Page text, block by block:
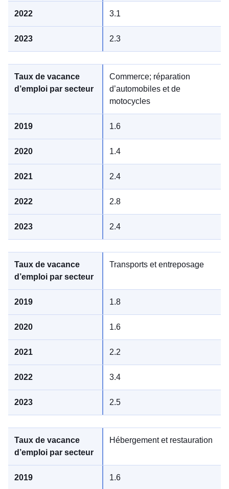
3.1
2.3
Commerce; réparation
d’automobiles et de
motocycles
1.6
1.4
2.4
2.8
2.4
Transports et entreposage
1.8
1.6
2.2
3.4
2.5
Hébergement et restauration
1.6